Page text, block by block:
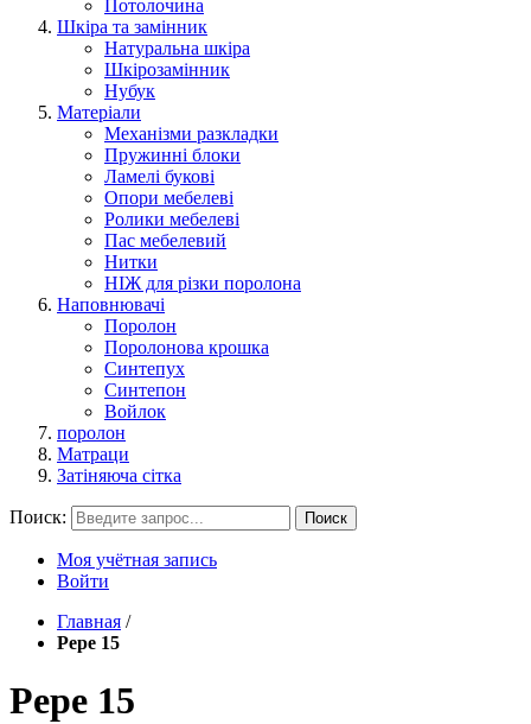
Потолочина
Шкіра та замінник
Натуральна шкіра
Шкірозамінник
Нубук
Матеріали
Механізми разкладки
Пружинні блоки
Ламелі букові
Опори мебелеві
Ролики мебелеві
Пас мебелевий
Нитки
НІЖ для різки поролона
Наповнювачі
Поролон
Поролонова крошка
Синтепух
Синтепон
Войлок
поролон
Матраци
Затіняюча сітка
Поиск: Поиск
Моя учётная запись
Войти
Главная /
Pepe 15
Pepe 15